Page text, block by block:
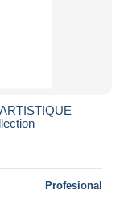
Profesional